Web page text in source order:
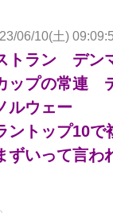
06/10(土)
トラン デン
ップの常連
ルウェー
ントップ10
ずいって言わ